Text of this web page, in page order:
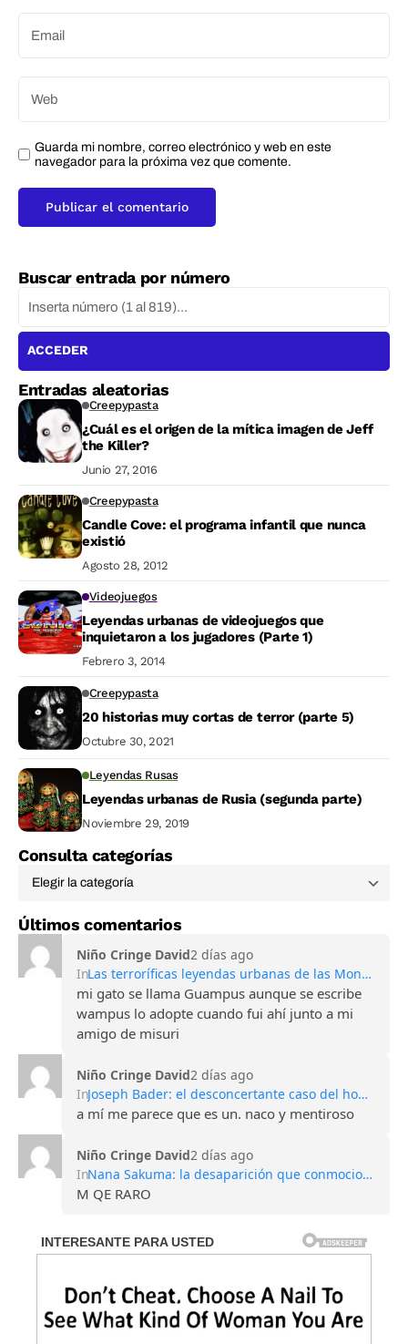
Guarda mi nombre, correo electrónico y web en este
navegador para la próxima vez que comente.
Buscar entrada por número
ACCEDER
Entradas aleatorias
Creepypasta
¿Cuál es el origen de la mítica imagen de Jeff
the Killer?
Junio 27, 2016
Creepypasta
Candle Cove: el programa infantil que nunca
existió
Agosto 28, 2012
Videojuegos
Leyendas urbanas de videojuegos que
inquietaron a los jugadores (Parte 1)
Febrero 3, 2014
Creepypasta
20 historias muy cortas de terror (parte 5)
Octubre 30, 2021
Leyendas Rusas
Leyendas urbanas de Rusia (segunda parte)
Noviembre 29, 2019
Consulta categorías
Últimos comentarios
Niño Cringe David2 días ago
In
Las terroríficas leyendas urbanas de las Montañas Apalaches
mi gato se llama Guampus aunque se escribe
wampus lo adopte cuando fui ahí junto a mi
amigo de misuri
Niño Cringe David2 días ago
In
Joseph Bader: el desconcertante caso del hombre que perdió todos sus recuerdos
a mí me parece que es un. naco y mentiroso
Niño Cringe David2 días ago
In
Nana Sakuma: la desaparición que conmocionó Japón y sigue sin explicación
M QE RARO